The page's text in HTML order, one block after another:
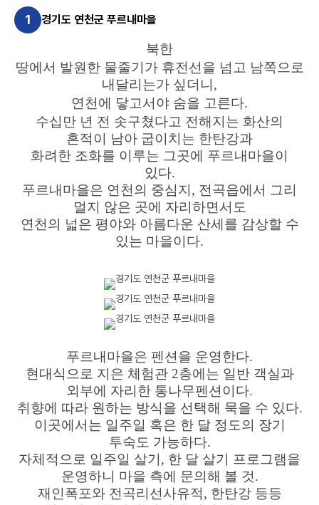
1 경기도 연천군 푸르내마을
북한
땅에서 발원한 물줄기가 휴전선을 넘고 남쪽으로
내달리는가 싶더니,
연천에 닿고서야 숨을 고른다.
수십만 년 전 솟구쳤다고 전해지는 화산의
흔적이 남아 굽이치는 한탄강과
화려한 조화를 이루는 그곳에 푸르내마을이
있다.
푸르내마을은 연천의 중심지, 전곡읍에서 그리
멀지 않은 곳에 자리하면서도
연천의 넓은 평야와 아름다운 산세를 감상할 수
있는 마을이다.
푸르내마을은 펜션을 운영한다.
현대식으로 지은 체험관 2층에는 일반 객실과
외부에 자리한 통나무펜션이다.
취향에 따라 원하는 방식을 선택해 묵을 수 있다.
이곳에서는 일주일 혹은 한 달 정도의 장기
투숙도 가능하다.
자체적으로 일주일 살기, 한 달 살기 프로그램을
운영하니 마을 측에 문의해 볼 것.
재인폭포와 전곡리선사유적, 한탄강 등등